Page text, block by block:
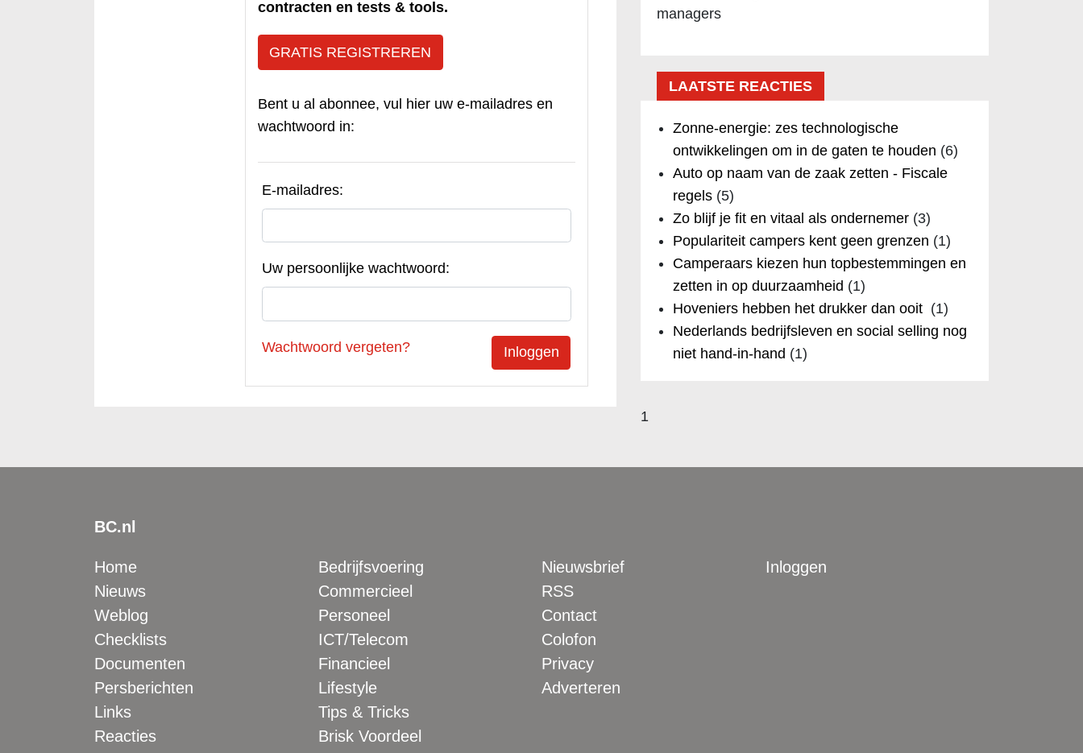
contracten en tests & tools.
GRATIS REGISTREREN
Bent u al abonnee, vul hier uw e-mailadres en
wachtwoord in:
E-mailadres:
Uw persoonlijke wachtwoord:
Wachtwoord vergeten?
managers
LAATSTE REACTIES
Zonne-energie: zes technologische
ontwikkelingen om in de gaten te houden (6)
Auto op naam van de zaak zetten - Fiscale
regels(5)
Zo blijf je fit en vitaal als ondernemer(3)
Populariteit campers kent geen grenzen (1)
Camperaars kiezen hun topbestemmingen en
zetten in op duurzaamheid (1)
Hoveniers hebben het drukker dan ooit (1)
Nederlands bedrijfsleven en social selling nog
niet hand-in-hand (1)
1
BC.nl
Home
Nieuws
Weblog
Checklists
Documenten
Persberichten
Links
Reacties
Bedrijfsvoering
Commercieel
Personeel
ICT/Telecom
Financieel
Lifestyle
Tips & Tricks
Brisk Voordeel
Nieuwsbrief
RSS
Contact
Colofon
Privacy
Adverteren
Inloggen